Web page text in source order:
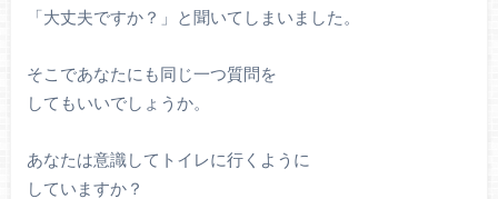
「大丈夫ですか？」と聞いてしまいました。
そこであなたにも同じ一つ質問を
してもいいでしょうか。
あなたは意識してトイレに行くように
していますか？